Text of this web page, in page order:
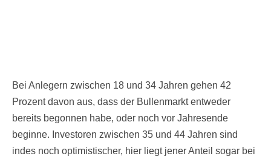
Bei Anlegern zwischen 18 und 34 Jahren gehen 42
Prozent davon aus, dass der Bullenmarkt entweder
bereits begonnen habe, oder noch vor Jahresende
beginne. Investoren zwischen 35 und 44 Jahren sind
indes noch optimistischer, hier liegt jener Anteil sogar bei